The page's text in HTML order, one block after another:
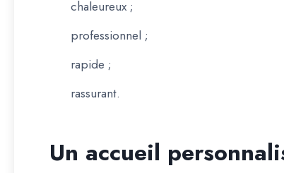
chaleureux ;
professionnel ;
rapide ;
rassurant.
Un accueil